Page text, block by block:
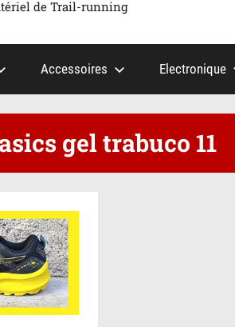
de Trail-running
Accessoires Electronique
asics gel trabuco 11